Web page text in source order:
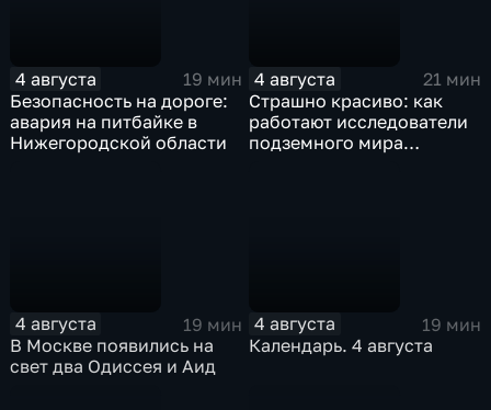
4 августа
19 мин
Безопасность на дороге:
авария на питбайке в
Нижегородской области
4 августа
21 мин
Страшно красиво: как
работают исследователи
подземного мира
4 августа
19 мин
В Москве появились на
свет два Одиссея и Аид
4 августа
19 мин
Календарь. 4 августа